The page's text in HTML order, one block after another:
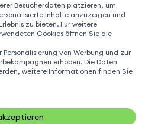
SIE UNS
Besucherdaten platzieren, um
Inhalte anzuzeigen und
zu bieten. Für weitere
Cookies öffnen Sie die
von Werbung und zur
erhoben. Die Daten
weitere Informationen finden Sie